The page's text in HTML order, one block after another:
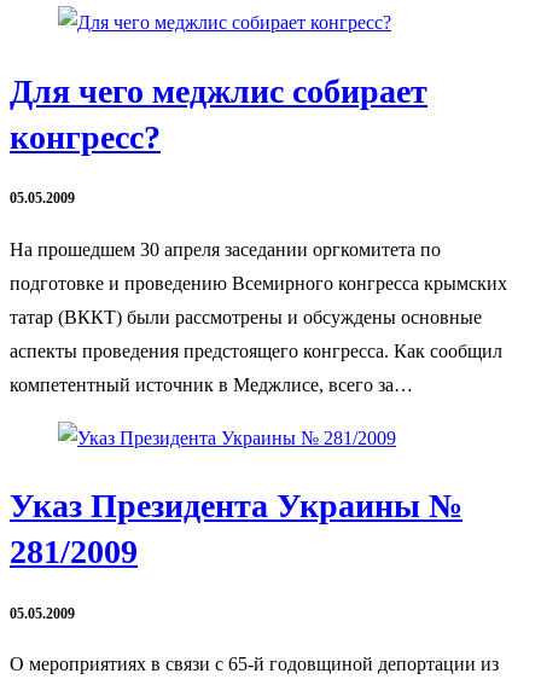
Для чего меджлис собирает
конгресс?
05.05.2009
На прошедшем 30 апреля заседании оргкомитета по
подготовке и проведению Всемирного конгресса крымских
татар (ВККТ) были рассмотрены и обсуждены основные
аспекты проведения предстоящего конгресса. Как сообщил
компетентный источник в Меджлисе, всего за…
Указ Президента Украины №
281/2009
05.05.2009
О мероприятиях в связи с 65-й годовщиной депортации из